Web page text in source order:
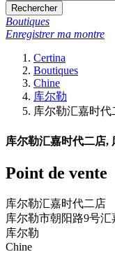
Rechercher
Boutiques
Enregistrer ma montre
Certina
Boutiques
Chine
库尔勒
库尔勒汇嘉时代
库尔勒汇嘉时代二店,
Point de vente
库尔勒汇嘉时代二店
库尔勒市朝阳路9号
库尔勒
Chine